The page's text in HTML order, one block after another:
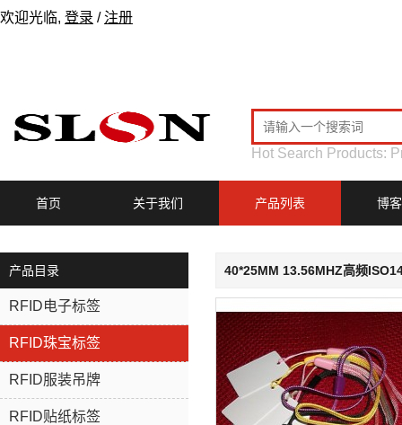
欢迎光临, 登录 / 注册
Hot Search Products:
首页 关于我们 产品列表 博客
产品目录
RFID电子标签
RFID珠宝标签
RFID服装吊牌
RFID贴纸标签
40*25MM 13.56MHZ高频